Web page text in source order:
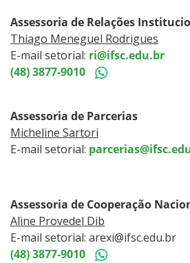
Assessoria de Relações
Thiago Meneguel Rodrigues
E-mail setorial: ri@ifsc.edu.br
(48) 3877-9010
Assessoria de Parcerias
Micheline Sartori
E-mail setorial:
Assessoria de Cooperação
Aline Provedel Dib
E-mail setorial: arexi@ifsc.edu.br
(48) 3877-9010